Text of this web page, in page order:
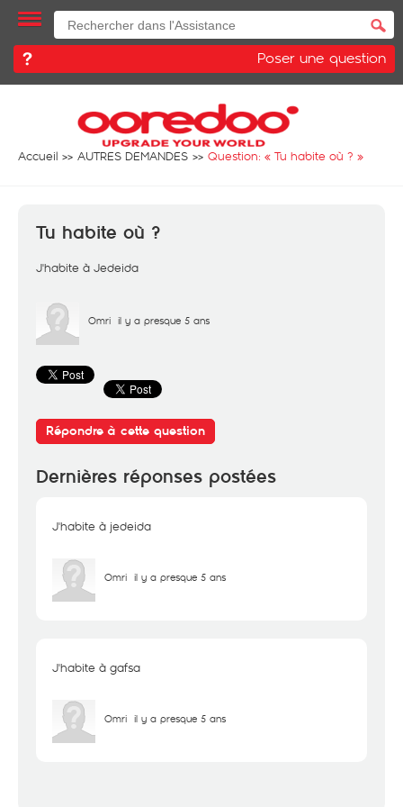
Poser une question
Accueil AUTRES DEMANDES Question: « Tu habite où ? »
Tu habite où ?
J'habite à Jedeida
Omri il y a presque 5 ans
Répondre à cette question
Dernières réponses postées
J'habite à jedeida
Omri il y a presque 5 ans
J'habite à gafsa
Omri il y a presque 5 ans